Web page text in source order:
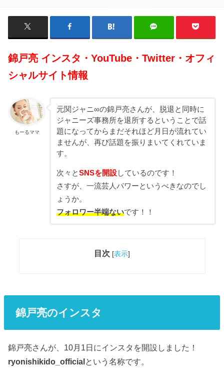
錦戸亮 インスタ・YouTube・Twitter・オフィ
シャルサイト情報
もーるママ
元関ジャニ∞の錦戸亮さんが、脱退と同時に
ジャニーズ事務所を退所するということで話
題になってからまだそれほど月日が流れてい
ませんが、再び話題を振りまいてくれていま
す。
次々とSNSを開設しているのです！
さすが、一流芸人パワーというべきなのでし
ょうか。
フォロワー半端ないです！！
目次 [表示]
錦戸亮のインスタ
錦戸亮さんが、10月1日にインスタを開設しました！
ryonishikido_officialという名称です。